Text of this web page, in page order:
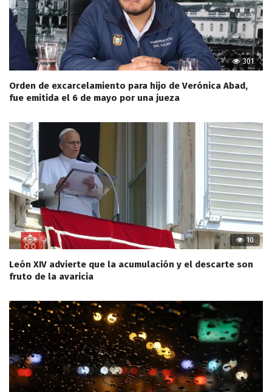
301
Orden de excarcelamiento para hijo de Verónica Abad,
fue emitida el 6 de mayo por una jueza
10
León XIV advierte que la acumulación y el descarte son
fruto de la avaricia